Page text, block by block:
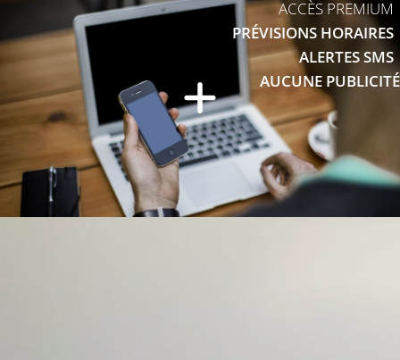
ACCÈS PREMIUM
PRÉVISIONS HORAIRES
ALERTES SMS
AUCUNE PUBLICITÉ